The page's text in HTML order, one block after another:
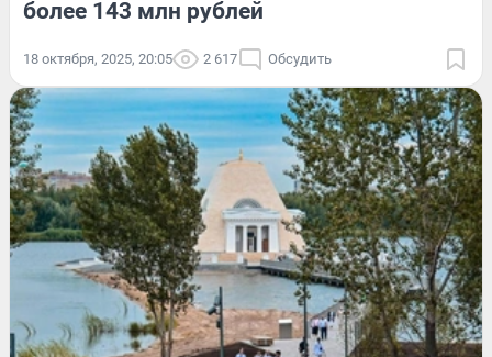
более 143 млн рублей
18 октября, 2025, 20:05 2 617 Обсудить